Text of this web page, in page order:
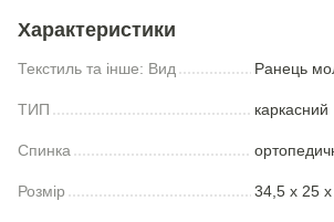
Характеристики
Текстиль та інше: Вид Ранець
ТИП каркасний
Спинка
Розмір 34,5 х 25